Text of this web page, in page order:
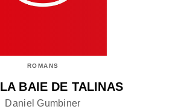
ROMANS
BAIE DE TALINAS
Daniel Gumbiner